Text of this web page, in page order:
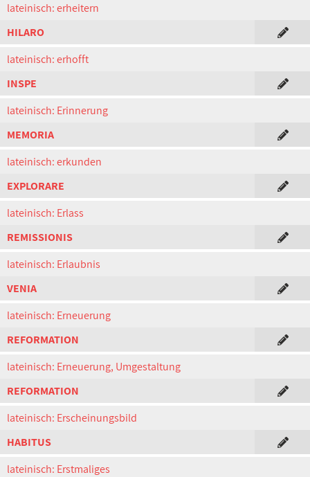
lateinisch: erheitern
HILARO
lateinisch: erhofft
INSPE
lateinisch: Erinnerung
MEMORIA
lateinisch: erkunden
EXPLORARE
lateinisch: Erlass
REMISSIONIS
lateinisch: Erlaubnis
VENIA
lateinisch: Erneuerung
REFORMATION
lateinisch: Erneuerung, Umgestaltung
REFORMATION
lateinisch: Erscheinungsbild
HABITUS
lateinisch: Erstmaliges